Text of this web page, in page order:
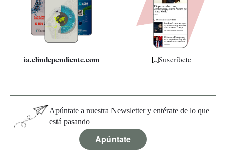
Quiénes somos
Especificaciones
ia.elindependiente.com Suscríbete
Apúntate a nuestra Newsletter y entérate de lo que
está pasando
Apúntate